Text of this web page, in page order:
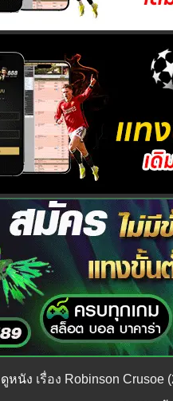
ดูหนัง เรื่อง Robinson